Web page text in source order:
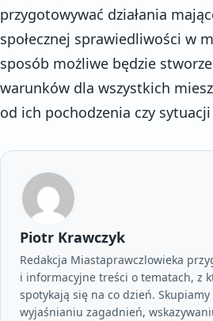
przygotowywać działania
społecznej sprawiedliwości w
sposób możliwe będzie
warunków dla wszystkich
od ich pochodzenia czy
Piotr Krawczyk
Redakcja Miastaprawczlowieka
i informacyjne treści o tematach, z
spotykają się na co dzień.
wyjaśnianiu zagadnień,